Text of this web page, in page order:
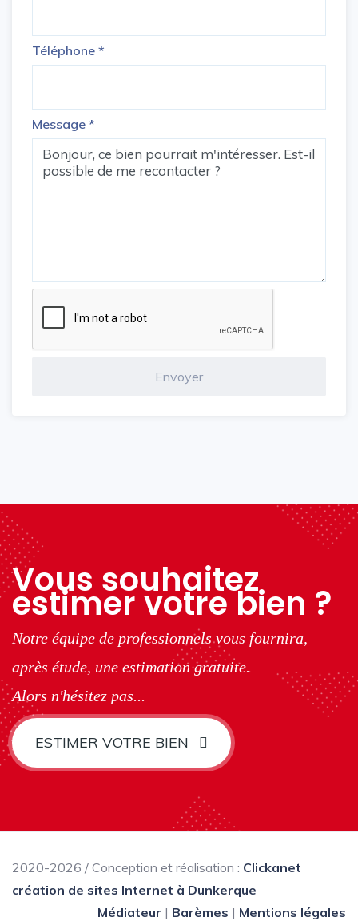
Téléphone *
Message *
Vous souhaitez
estimer votre bien ?
Notre équipe de professionnels vous fournira,
après étude, une estimation gratuite.
Alors n'hésitez pas...
ESTIMER VOTRE BIEN
2020-2026 / Conception et réalisation : Clickanet
création de sites Internet à Dunkerque
Médiateur | Barèmes | Mentions légales